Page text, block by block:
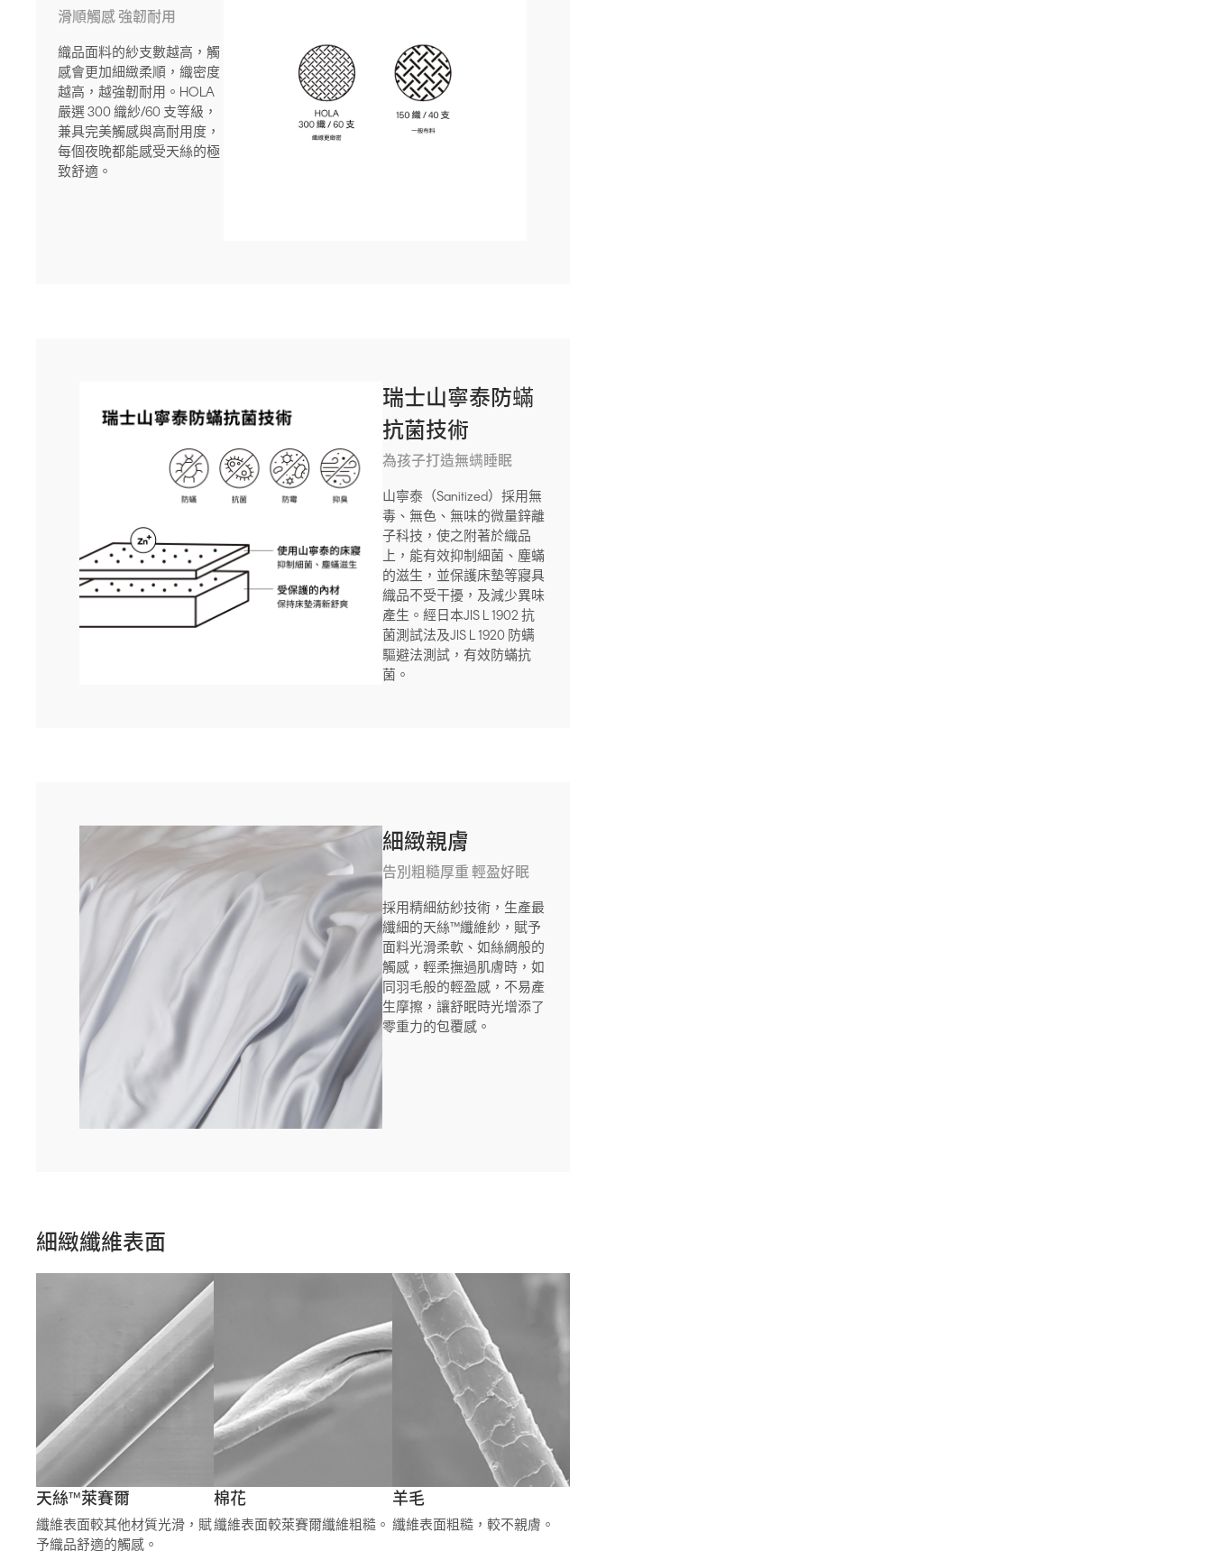
滑順觸感 強韌耐用
織品面料的紗支數越高，觸
感會更加細緻柔順，織密度
越高，越強韌耐用。HOLA
嚴選 300 織紗/60 支等級，
兼具完美觸感與高耐用度，
每個夜晚都能感受天絲的極
致舒適。
瑞士山寧泰防蟎
抗菌技術
為孩子打造無螨睡眠
山寧泰（Sanitized）採用無
毒、無色、無味的微量鋅離
子科技，使之附著於織品
上，能有效抑制細菌、塵蟎
的滋生，並保護床墊等寢具
織品不受干擾，及減少異味
產生。經日本JIS L 1902 抗
菌測試法及JIS L 1920 防螨
驅避法測試，有效防蟎抗
菌。
細緻親膚
告別粗糙厚重 輕盈好眠
採用精細紡紗技術，生產最
纖細的天絲™纖維紗，賦予
面料光滑柔軟、如絲綢般的
觸感，輕柔撫過肌膚時，如
同羽毛般的輕盈感，不易產
生摩擦，讓舒眠時光增添了
零重力的包覆感。
細緻纖維表面
天絲™萊賽爾
纖維表面較其他材質光滑，賦
予織品舒適的觸感。
棉花
纖維表面較萊賽爾纖維粗糙。
羊毛
纖維表面粗糙，較不親膚。